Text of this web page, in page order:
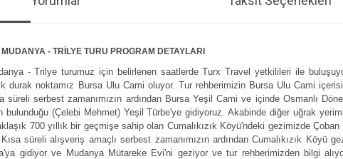
- TRİLYE TURU PROGRAM DETAYLARI
- Trilye turumuz için belirlenen saatlerde Turx Travel yetkilileri ile
noktamız Bursa Ulu Cami oluyor. Tur rehberimizin Bursa Ulu Cami
süreli serbest zamanımızın ardından Bursa Yeşil Cami ve içinde Osmanlı
bulunduğu (Çelebi Mehmet) Yeşil Türbe'ye gidiyoruz. Akabinde diğer uğrak
700 yıllık bir geçmişe sahip olan Cumalıkızık Köyü'ndeki gezimizde
süreli alışveriş amaçlı serbest zamanımızın ardından Cumalıkızık Köyü
gidiyor ve Mudanya Mütareke Evi'ni geziyor ve tur rehberimizden bilgi